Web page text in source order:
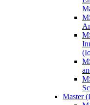
Master